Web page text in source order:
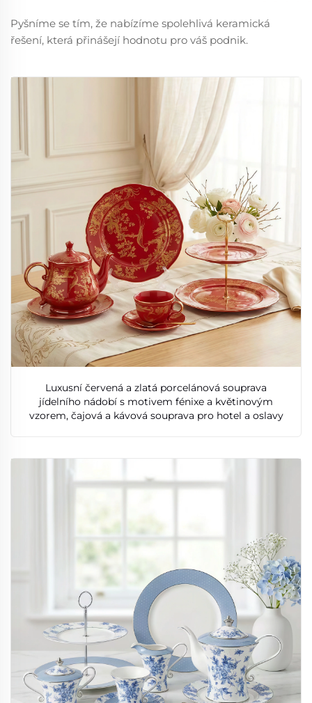
Pyšníme se tím, že nabízíme spolehlivá keramická
řešení, která přinášejí hodnotu pro váš podnik.
Luxusní červená a zlatá porcelánová souprava
jídelního nádobí s motivem fénixe a květinovým
vzorem, čajová a kávová souprava pro hotel a oslavy